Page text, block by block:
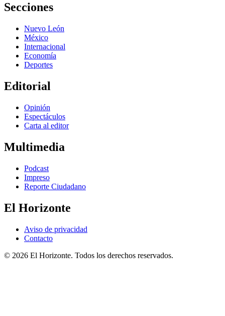
Secciones
Nuevo León
México
Internacional
Economía
Deportes
Editorial
Opinión
Espectáculos
Carta al editor
Multimedia
Podcast
Impreso
Reporte Ciudadano
El Horizonte
Aviso de privacidad
Contacto
© 2026 El Horizonte. Todos los derechos reservados.